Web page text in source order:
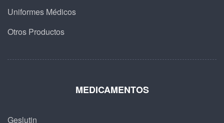
Uniformes Médicos
Otros Productos
MEDICAMENTOS
Geslutin